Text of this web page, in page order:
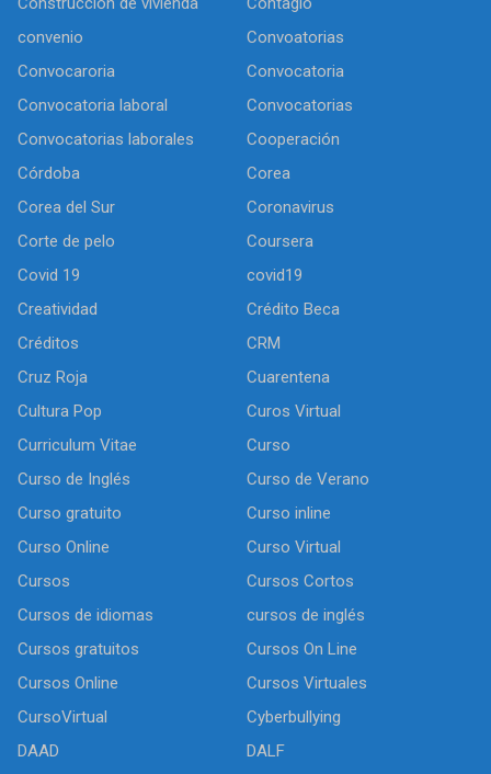
convenio
Convoatorias
Convocaroria
Convocatoria
Convocatoria laboral
Convocatorias
Convocatorias laborales
Cooperación
Córdoba
Corea
Corea del Sur
Coronavirus
Corte de pelo
Coursera
Covid 19
covid19
Creatividad
Crédito Beca
Créditos
CRM
Cruz Roja
Cuarentena
Cultura Pop
Curos Virtual
Curriculum Vitae
Curso
Curso de Inglés
Curso de Verano
Curso gratuito
Curso inline
Curso Online
Curso Virtual
Cursos
Cursos Cortos
Cursos de idiomas
cursos de inglés
Cursos gratuitos
Cursos On Line
Cursos Online
Cursos Virtuales
CursoVirtual
Cyberbullying
DAAD
DALF